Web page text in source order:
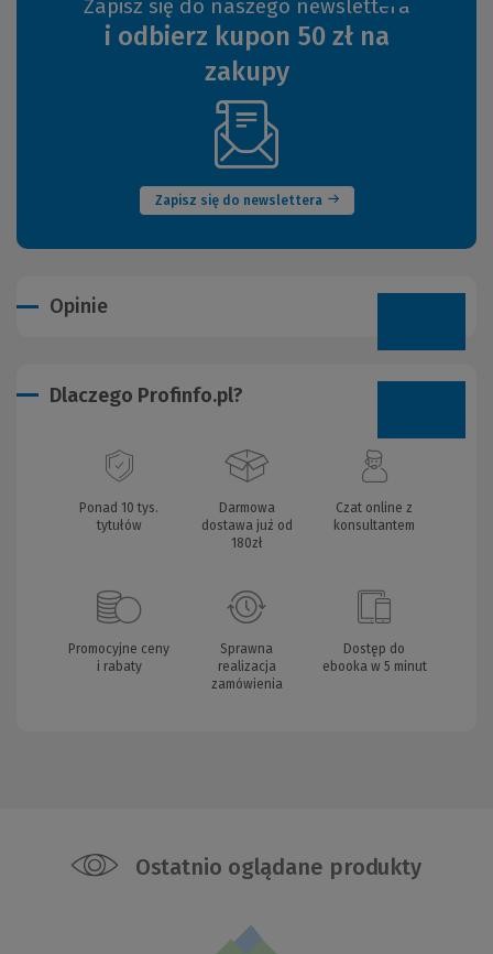
Zapisz się do naszego newslettera
i odbierz kupon 50 zł na
zakupy
Zapisz się do newslettera
(Nowe
okno)
Opinie
Dlaczego Profinfo.pl?
Ponad 10 tys.
tytułów
Darmowa
dostawa już od
180zł
Czat online z
konsultantem
Promocyjne ceny
i rabaty
Sprawna
realizacja
zamówienia
Dostęp do
ebooka w 5 minut
Ostatnio oglądane produkty